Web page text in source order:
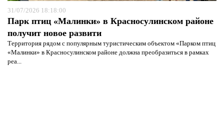
31/07/2026 18:18:00
Парк птиц «Малинки» в Красносулинском районе
получит новое развити
Территория рядом с популярным туристическим объектом «Парком птиц
«Малинки» в Красносулинском районе должна преобразиться в рамках
реа...